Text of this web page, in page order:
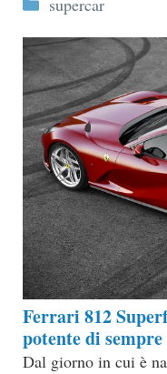
Ferrari 812
potente di sempre
Dal giorno in cui è